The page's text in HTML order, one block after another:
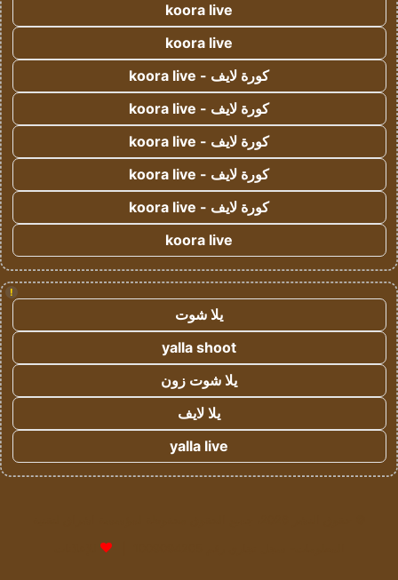
koora live
koora live
كورة لايف - koora live
كورة لايف - koora live
كورة لايف - koora live
كورة لايف - koora live
كورة لايف - koora live
koora live
!
يلا شوت
yalla shoot
يلا شوت زون
يلا لايف
yalla live